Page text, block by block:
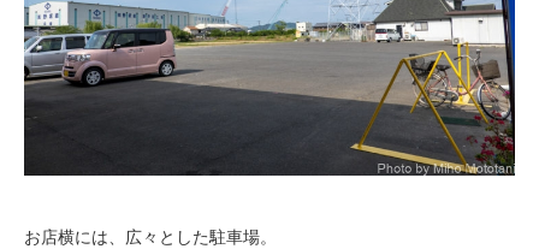
お店横には、広々とした駐車場。